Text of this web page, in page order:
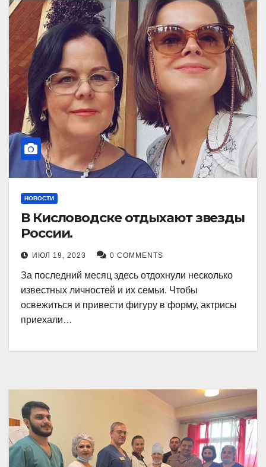
НОВОСТИ
В Кисловодске отдыхают звезды
России.
ИЮЛ 19, 2023 0 COMMENTS
За последний месяц здесь отдохнули несколько
известных личностей и их семьи. Чтобы
освежиться и привести фигуру в форму, актрисы
приехали…